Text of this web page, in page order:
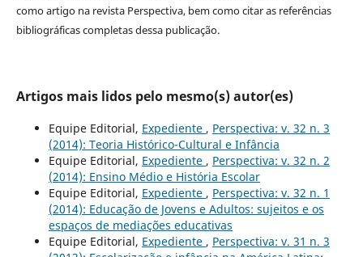
como artigo na revista Perspectiva, bem como citar as referências
bibliográficas completas dessa publicação.
Artigos mais lidos pelo mesmo(s) autor(es)
Equipe Editorial, Expediente , Perspectiva: v. 32 n. 3
(2014): Teoria Histórico-Cultural e Infância
Equipe Editorial, Expediente , Perspectiva: v. 32 n. 2
(2014): Ensino Médio e História Escolar
Equipe Editorial, Expediente , Perspectiva: v. 32 n. 1
(2014): Educação de Jovens e Adultos: sujeitos e os
espaços de mediações educativas
Equipe Editorial, Expediente , Perspectiva: v. 31 n. 3